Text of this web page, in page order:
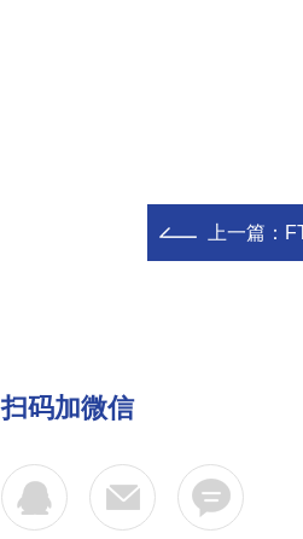
上一篇：
扫码加微信